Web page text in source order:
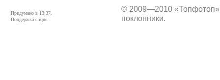
Придумано в 13:37.
Поддержка clique.
© 2009—2010 «Топфотоп»
поклонники.